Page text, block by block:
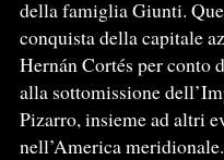
della famiglia Giunti.
conquista della capitale
Hernán Cortés per conto
alla sottomissione
Pizarro, insieme ad altri
nell’America meridionale.